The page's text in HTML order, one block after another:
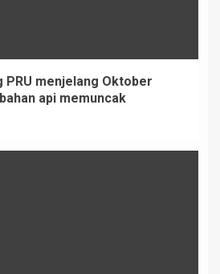
PRU menjelang Oktober
api memuncak